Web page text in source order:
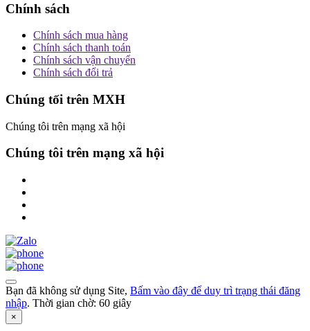
Chính sách
Chính sách mua hàng
Chính sách thanh toán
Chính sách vận chuyển
Chính sách đổi trả
Chúng tối trên MXH
Chúng tôi trên mạng xã hội
Chúng tôi trên mạng xã hội
Bạn đã không sử dụng Site, Bấm vào đây để duy trì trạng thái đăng
nhập. Thời gian chờ: 60 giây
×